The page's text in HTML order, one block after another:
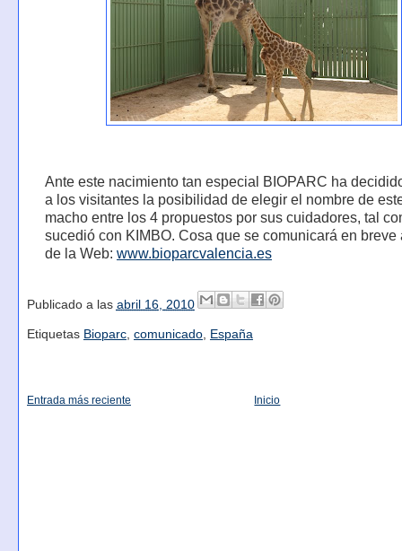
Ante este nacimiento tan especial BIOPARC ha
a los visitantes la posibilidad de elegir el nombre de
macho entre los 4 propuestos por sus cuidadores, tal
sucedió con KIMBO. Cosa que se comunicará en breve
de la Web: www.bioparcvalencia.es
Publicado a las abril 16, 2010
Etiquetas Bioparc, comunicado, España
Entrada más reciente Inicio